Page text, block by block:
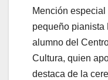
Mención
pequeño pianista
alumno del
Cultura, quien
destaca de la